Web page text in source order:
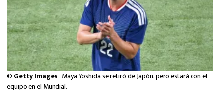
BOXEO
LIGA MX
NFL
© Getty Images Maya Yoshida se retiró de Japón, pero estará con el
equipo en el Mundial.